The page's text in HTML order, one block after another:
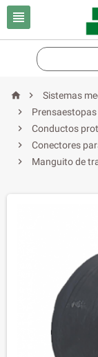

 
Sistemas


Conductos

Conectores

Manguito de